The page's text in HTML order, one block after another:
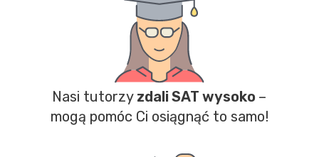
Nasi tutorzy zdali SAT wysoko –
mogą pomóc Ci osiągnąć to samo!